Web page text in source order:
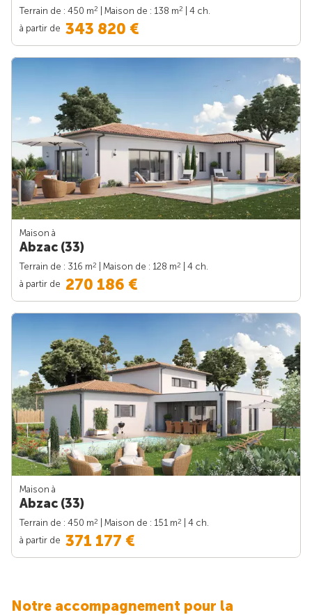
Terrain de : 450 m2 | Maison de : 138 m2
| 4 ch.
à partir de 343 820 €
Maison à
Abzac (33)
Terrain de : 316 m2 | Maison de : 128 m2
| 4 ch.
à partir de 270 186 €
Maison à
Abzac (33)
Terrain de : 450 m2 | Maison de : 151 m2
| 4 ch.
à partir de 371 177 €
Notre accompagnement pour la